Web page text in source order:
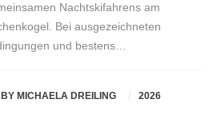
Nachtskifahrens am
Bei ausgezeichneten
und bestens…
BYMICHAELA DREILING 2026